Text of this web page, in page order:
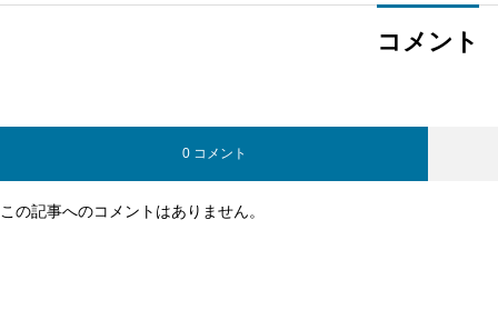
コメント
0 コメント
この記事へのコメントはありません。